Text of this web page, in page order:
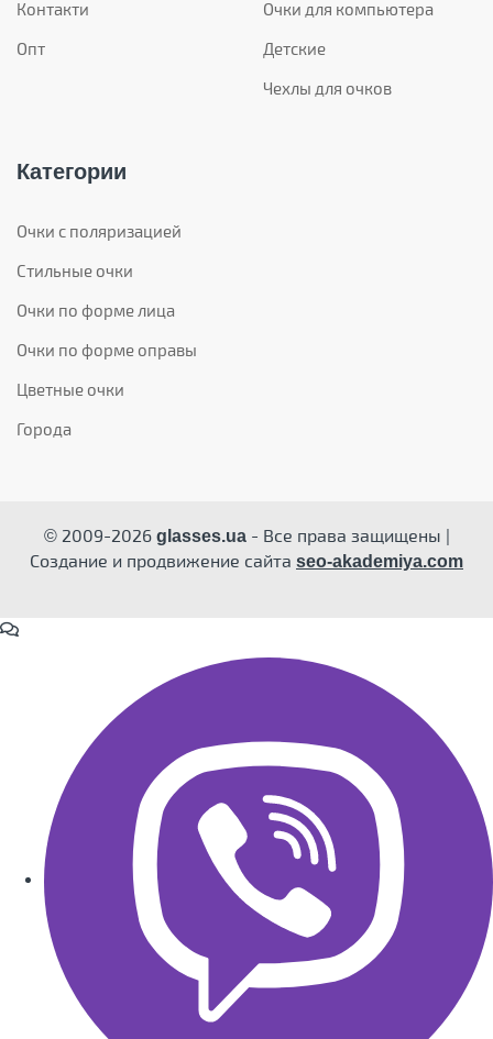
Контакти
Опт
Очки для компьютера
Детские
Чехлы для очков
Категории
Очки с поляризацией
Стильные очки
Очки по форме лица
Очки по форме оправы
Цветные очки
Города
© 2009-2026glasses.ua- Все права защищены |
Создание и продвижение сайта seo-akademiya.com